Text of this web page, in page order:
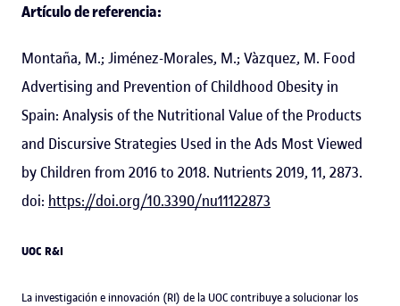
Artículo de referencia:
Montaña, M.; Jiménez-Morales, M.; Vàzquez, M. Food
Advertising and Prevention of Childhood Obesity in
Spain: Analysis of the Nutritional Value of the Products
and Discursive Strategies Used in the Ads Most Viewed
by Children from 2016 to 2018. Nutrients 2019, 11, 2873.
doi: https://doi.org/10.3390/nu11122873
UOC R&I
La investigación e innovación (RI) de la UOC contribuye a solucionar los